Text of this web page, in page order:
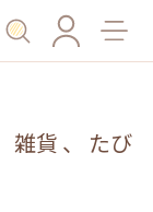
雑貨 、 たび